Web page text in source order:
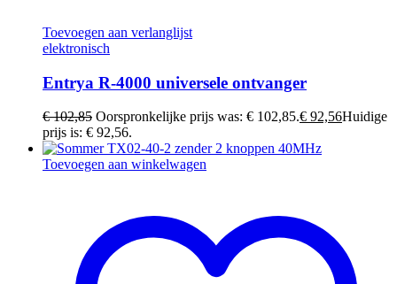
Toevoegen aan verlanglijst
elektronisch
Entrya R-4000 universele ontvanger
€102,85 Oorspronkelijke prijs was: € 102,85.€ 92,56Huidige
prijs is: € 92,56.
Toevoegen aan winkelwagen